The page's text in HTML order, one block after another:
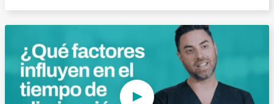
Reproducir vídeo